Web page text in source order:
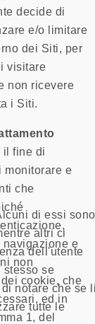
decide di
e/o limitare
dei Siti, per
visitare
non ricevere
i Siti.
il fine di
monitorare e
che
e
non
cookie, che
ed in
1, del
di essi sono
altri ci
dell'utente
stesso se
notare che se
tutte le